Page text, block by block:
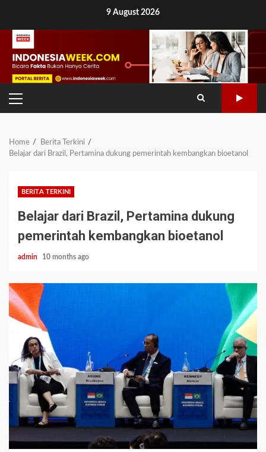
content
9 August 2026
PRIMARY
MENU
Home
Berita Terkini
Belajar dari Brazil, Pertamina dukung pemerintah kembangkan bioetanol
BERITA TERKINI
Belajar dari Brazil, Pertamina dukung
pemerintah kembangkan bioetanol
admin 10 months ago